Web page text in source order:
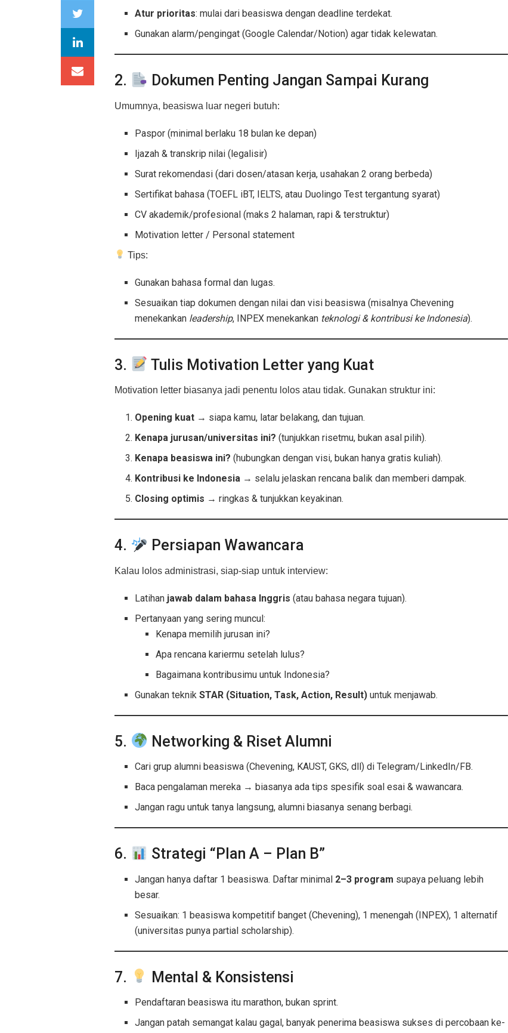
Atur prioritas: mulai dari beasiswa dengan deadline terdekat.
Gunakan alarm/pengingat (Google Calendar/Notion) agar tidak kelewatan.
2. Dokumen Penting Jangan Sampai Kurang
Umumnya, beasiswa luar negeri butuh:
Paspor (minimal berlaku 18 bulan ke depan)
Ijazah & transkrip nilai (legalisir)
Surat rekomendasi (dari dosen/atasan kerja, usahakan 2 orang berbeda)
Sertifikat bahasa (TOEFL iBT, IELTS, atau Duolingo Test tergantung syarat)
CV akademik/profesional (maks 2 halaman, rapi & terstruktur)
Motivation letter / Personal statement
Tips:
Gunakan bahasa formal dan lugas.
Sesuaikan tiap dokumen dengan nilai dan visi beasiswa (misalnya Chevening
menekankan leadership, INPEX menekankan teknologi & kontribusi ke Indonesia).
3. Tulis Motivation Letter yang Kuat
Motivation letter biasanya jadi penentu lolos atau tidak. Gunakan struktur ini:
Opening kuat → siapa kamu, latar belakang, dan tujuan.
Kenapa jurusan/universitas ini? (tunjukkan risetmu, bukan asal pilih).
Kenapa beasiswa ini? (hubungkan dengan visi, bukan hanya gratis kuliah).
Kontribusi ke Indonesia → selalu jelaskan rencana balik dan memberi dampak.
Closing optimis → ringkas & tunjukkan keyakinan.
4. Persiapan Wawancara
Kalau lolos administrasi, siap-siap untuk interview:
Latihan jawab dalam bahasa Inggris (atau bahasa negara tujuan).
Pertanyaan yang sering muncul:
Kenapa memilih jurusan ini?
Apa rencana kariermu setelah lulus?
Bagaimana kontribusimu untuk Indonesia?
Gunakan teknikSTAR (Situation, Task, Action, Result) untuk menjawab.
5. Networking & Riset Alumni
Cari grup alumni beasiswa (Chevening, KAUST, GKS, dll) di Telegram/LinkedIn/FB.
Baca pengalaman mereka → biasanya ada tips spesifik soal esai & wawancara.
Jangan ragu untuk tanya langsung, alumni biasanya senang berbagi.
6. Strategi “Plan A – Plan B”
Jangan hanya daftar 1 beasiswa. Daftar minimal 2–3 program supaya peluang lebih
besar.
Sesuaikan: 1 beasiswa kompetitif banget (Chevening), 1 menengah (INPEX), 1 alternatif
(universitas punya partial scholarship).
7. Mental & Konsistensi
Pendaftaran beasiswa itu marathon, bukan sprint.
Jangan patah semangat kalau gagal, banyak penerima beasiswa sukses di percobaan ke-